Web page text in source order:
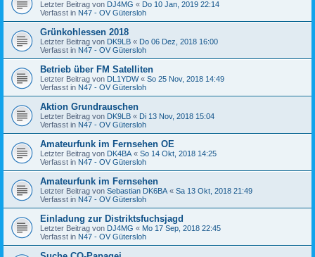
Letzter Beitrag von DJ4MG « Do 10 Jan, 2019 22:14
Verfasst in N47 - OV Gütersloh
Grünkohlessen 2018
Letzter Beitrag von DK9LB « Do 06 Dez, 2018 16:00
Verfasst in N47 - OV Gütersloh
Betrieb über FM Satelliten
Letzter Beitrag von DL1YDW« So 25 Nov, 2018 14:49
Verfasst in N47 - OV Gütersloh
Aktion Grundrauschen
Letzter Beitrag von DK9LB « Di 13 Nov, 2018 15:04
Verfasst in N47 - OV Gütersloh
Amateurfunk im Fernsehen OE
Letzter Beitrag von DK4BA « So 14 Okt, 2018 14:25
Verfasst in N47 - OV Gütersloh
Amateurfunk im Fernsehen
Letzter Beitrag von Sebastian DK6BA « Sa 13 Okt, 2018 21:49
Verfasst in N47 - OV Gütersloh
Einladung zur Distriktsfuchsjagd
Letzter Beitrag von DJ4MG « Mo 17 Sep, 2018 22:45
Verfasst in N47 - OV Gütersloh